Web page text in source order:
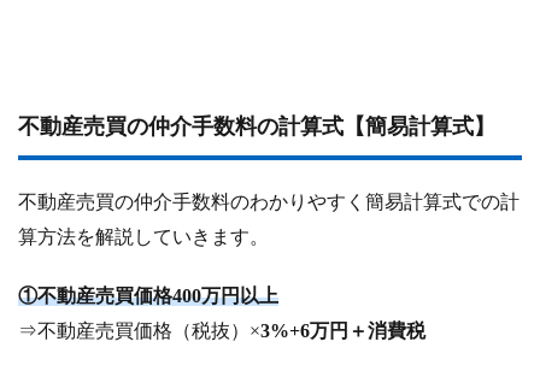
不動産売買の仲介手数料の計算式【簡易計算式】
不動産売買の仲介手数料のわかりやすく簡易計算式での計
算方法を解説していきます。
①不動産売買価格400万円以上
⇒不動産売買価格（税抜）×3%+6万円＋消費税